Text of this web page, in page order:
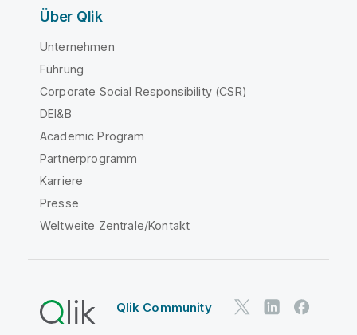
Über Qlik
Unternehmen
Führung
Corporate Social Responsibility (CSR)
DEI&B
Academic Program
Partnerprogramm
Karriere
Presse
Weltweite Zentrale/Kontakt
Qlik Community